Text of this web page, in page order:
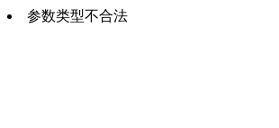
参数类型不合法